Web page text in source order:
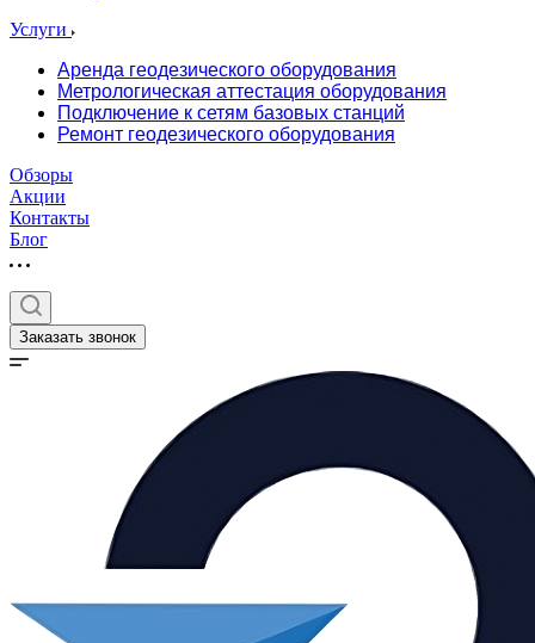
Услуги
Аренда геодезического оборудования
Метрологическая аттестация оборудования
Подключение к сетям базовых станций
Ремонт геодезического оборудования
Обзоры
Акции
Контакты
Блог
Заказать звонок